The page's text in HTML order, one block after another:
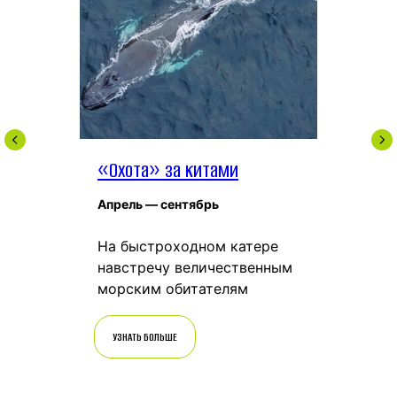
«Охота» за китами
Апрель — сентябрь
На быстроходном катере
навстречу величественным
морским обитателям
УЗНАТЬ БОЛЬШЕ